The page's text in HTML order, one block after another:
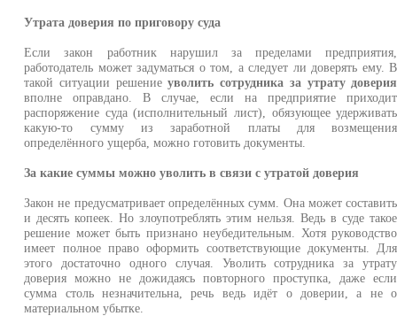
Утрата доверия по приговору суда
Если закон работник нарушил за пределами предприятия,
работодатель может задуматься о том, а следует ли доверять ему. В
такой ситуации решениеуволить сотрудника за утрату доверия
вполне оправдано. В случае, если на предприятие приходит
распоряжение суда (исполнительный лист), обязующее удерживать
какую-то сумму из заработной платы для возмещения
определённого ущерба, можно готовить документы.
За какие суммы можно уволить в связи с утратой доверия
Закон не предусматривает определённых сумм. Она может составить
и десять копеек. Но злоупотреблять этим нельзя. Ведь в суде такое
решение может быть признано неубедительным. Хотя руководство
имеет полное право оформить соответствующие документы. Для
этого достаточно одного случая. Уволить сотрудника за утрату
доверия можно не дожидаясь повторного проступка, даже если
сумма столь незначительна, речь ведь идёт о доверии, а не о
материальном убытке.